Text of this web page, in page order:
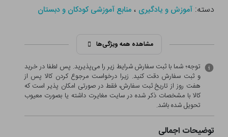
دسته:آموزش و یادگیری ،منابع آموزشی کودکان و دبستان
مشاهده همه ویژگی‌ها
توجه؛ شما با ثبت سفارش شرایط زیر را می‌پذیرید. پس لطفا در خرید
و ثبت سفارش دقت کنید. زیرا درخواست مرجوع کردن کالا پس از
هفت روز از تاریخ ثبت سفارش، فقط در صورتی امکان پذیر است که
کالا با مشخصات ذکر شده در سایت مغایرت داشته یا بصورت معيوب
تحویل شده باشد.
توضیحات اجمالی